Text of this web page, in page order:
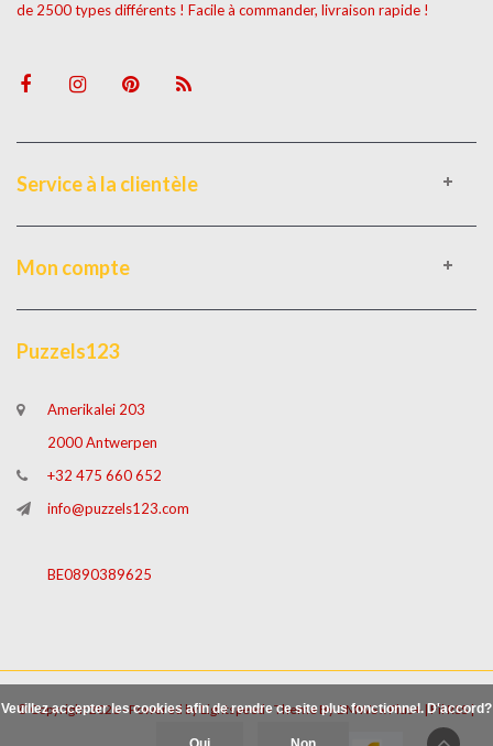
de 2500 types différents ! Facile à commander, livraison rapide !
Service à la clientèle
Mon compte
Puzzels123
Amerikalei 203
2000 Antwerpen
+32 475 660 652
info@puzzels123.com
BE0890389625
© Copyright 2026 - Powered byLightspeed- Theme ByDMWSxPlus+|Fil RSS|
Veuillez accepter les cookies afin de rendre ce site plus fonctionnel. D'accord?